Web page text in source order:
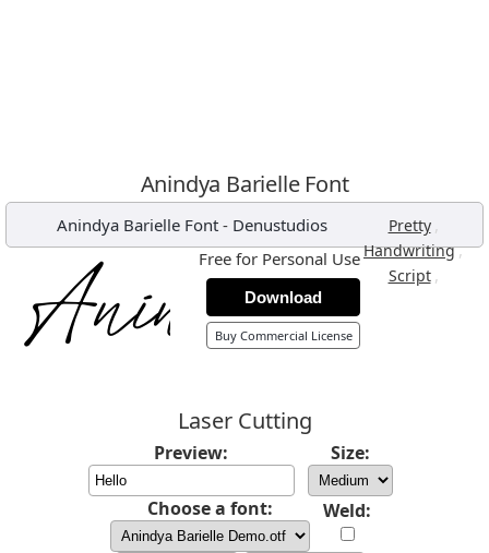
Anindya Barielle Font
Anindya Barielle Font- Denustudios Pretty ,
Handwriting,
Script ,
Free for Personal Use
Download
Buy Commercial License
Laser Cutting
Preview: Size:
Choose a font: Weld: